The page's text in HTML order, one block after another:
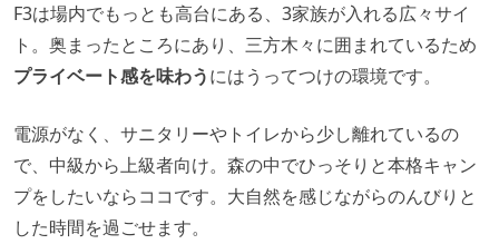
F3は場内でもっとも高台にある、3家族が入れる広々サイ
ト。奥まったところにあり、三方木々に囲まれているため
プライベート感を味わうにはうってつけの環境です。
電源がなく、サニタリーやトイレから少し離れているの
で、中級から上級者向け。森の中でひっそりと本格キャン
プをしたいならココです。大自然を感じながらのんびりと
した時間を過ごせます。